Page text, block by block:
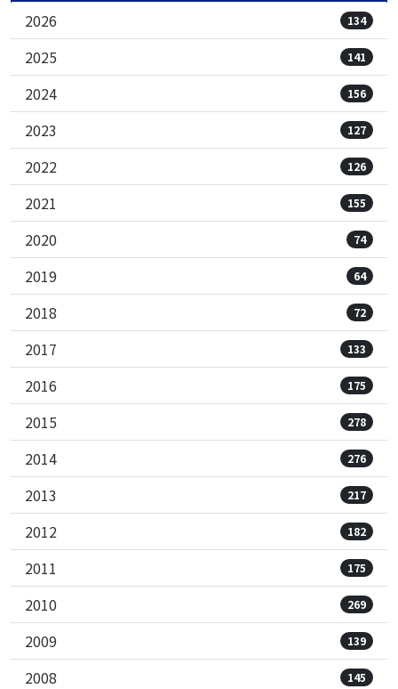
2026
134
2025 141
2024 156
2023 127
2022 126
2021 155
2020 74
2019 64
2018 72
2017 133
2016 175
2015 278
2014 276
2013 217
2012 182
2011 175
2010 269
2009 139
2008 145